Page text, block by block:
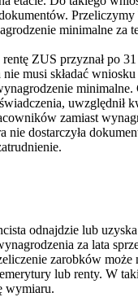
minimalne za
ZUS przyznał po
musi składać
minimalne.
uwzględnił
zamiast
nie dostarczyła
odnajdzie lub
za lata
zarobków
lub renty. W
wymiaru.